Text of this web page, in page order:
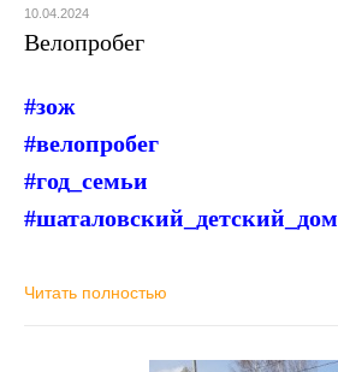
10.04.2024
Велопробег
#зож
#велопробег
#год_семьи
#шаталовский_детский_дом
Читать полностью